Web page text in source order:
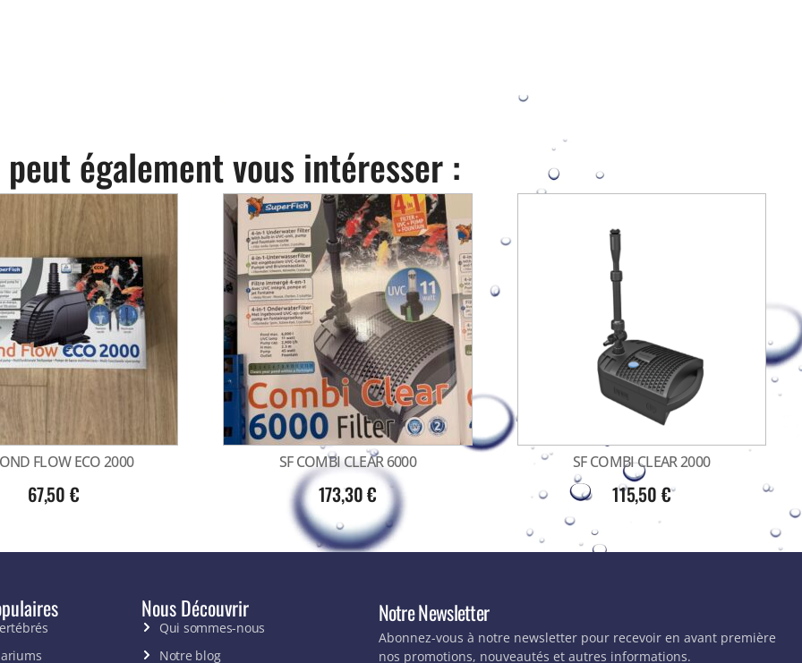
peut également vous intéresser :
FLOW ECO 2000
67,50 €
SF COMBI CLEAR 6000
173,30€
SF COMBI CLEAR 2000
115,50 €
Nous Découvrir
Qui sommes-nous
Notre blog
Notre Newsletter
Abonnez-vous à notre newsletter pour recevoir en avant première
nos promotions, nouveautés et autres informations.